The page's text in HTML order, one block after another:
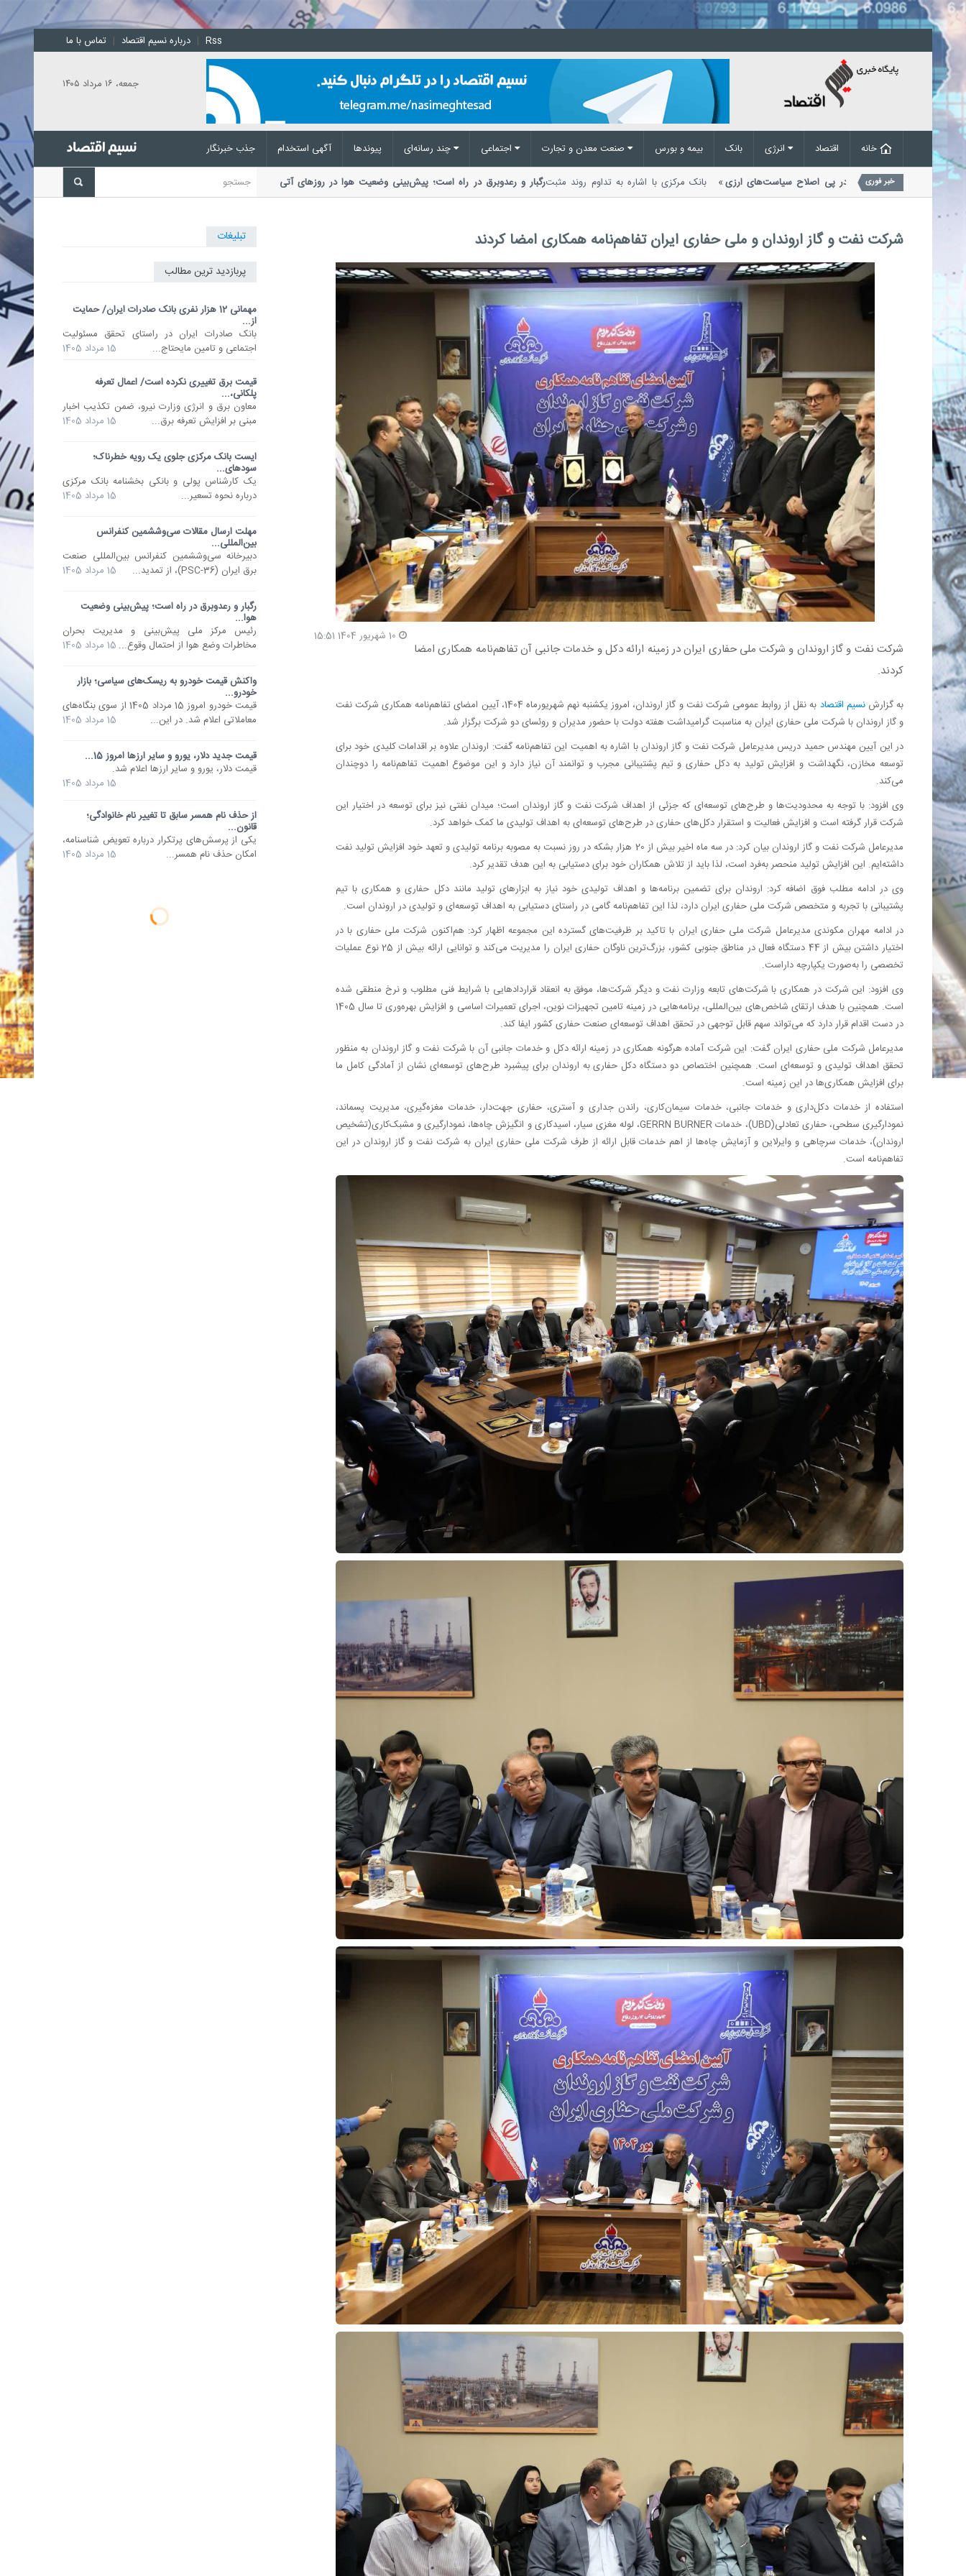
تماس با ما | درباره نسیم اقتصاد | Rss
جمعه، ۱۶ مرداد ۱۴۰۵
جذب خبرنگار آگهی استخدام پیوند‌ها بیمه و بورس بانک اقتصاد
خبر فوری رگبار و رعدوبرق در راه است؛ پیش‌بینی وضعیت هوا در روزهای آتی
رئیس مرکز ملی پیش‌بینی و
مدیریت بحران مخاطرات وضع هوا از احتمال...
حذف تقاضای غیرواقعی در پی اصلاح سیاست‌های ارزی
بانک مرکزی با اشاره به تداوم روند مثبت
معاملات ارزی اعلام کرد که...
های حمل
تبلیغات
پربازدید ترین مطالب
مهمانی 12 هزار نفری بانک صادرات ایران/ حمایت
از...
​بانک صادرات ایران در راستای تحقق مسئولیت
اجتماعی و تامین مایحتاج...
15 مرداد 1405
قیمت برق تغییری نکرده است/ اعمال تعرفه
پلکانی،...
معاون برق و انرژی وزارت نیرو، ضمن تکذیب اخبار
مبنی بر افزایش تعرفه برق...
15 مرداد 1405
ایست بانک مرکزی جلوی یک رویه خطرناک؛
سودهای...
یک کارشناس پولی و بانکی بخشنامه بانک مرکزی
درباره نحوه تسعیر...
15 مرداد 1405
مهلت ارسال مقالات سی‌وششمین کنفرانس
بین‌المللی...
دبیرخانه سی‌وششمین کنفرانس بین‌المللی صنعت
برق ایران (PSC-36)، از تمدید...
15 مرداد 1405
رگبار و رعدوبرق در راه است؛ پیش‌بینی وضعیت
هوا...
رئیس مرکز ملی پیش‌بینی و مدیریت بحران
مخاطرات وضع هوا از احتمال وقوع... 15 مرداد 1405
واکنش قیمت خودرو به ریسک‌های سیاسی؛ بازار
خودرو...
قیمت خودرو امروز 15 مرداد 1405 از سوی بنگاه‌های
معاملاتی اعلام شد. در این...
15 مرداد 1405
قیمت جدید دلار، یورو و سایر ارزها امروز 15...
قیمت دلار، یورو و سایر ارزها اعلام شد.
15 مرداد 1405
از حذف نام همسر سابق تا تغییر نام خانوادگی؛
قانون...
یکی از پرسش‌های پرتکرار درباره تعویض شناسنامه،
امکان حذف نام همسر...
15 مرداد 1405
شرکت نفت و گاز اروندان و ملی حفاری ایران تفاهم‌نامه همکاری امضا کردند
شرکت نفت و گاز اروندان و شرکت ملی حفاری ایران در زمینه ارائه دکل و خدمات جانبی آن تفاهم‌نامه همکاری امضا
کردند.
به گزارشنسیم اقتصاد
به نقل از روابط عمومی شرکت نفت و گاز اروندان، امروز یکشنبه نهم شهریورماه 1404، آیین امضای تفاهم‌نامه همکاری شرکت نفت
و گاز اروندان با شرکت ملی حفاری ایران به مناسبت گرامیداشت هفته دولت با حضور مدیران و روئسای دو شرکت برگزار شد.
در این آیین مهندس حمید دریس مدیرعامل شرکت نفت و گاز اروندان با اشاره به اهمیت این تفاهم‌نامه گفت: اروندان علاوه بر اقدامات کلیدی خود برای
توسعه مخازن، نگهداشت و افزایش تولید به دکل حفاری و تیم پشتیبانی مجرب و توانمند آن نیاز دارد و این موضوع اهمیت تفاهم‌نامه را دوچندان
می‌کند.
وی افزود: با توجه به محدودیت‌ها و طرح‌های توسعه‌ای که جزئی از اهداف شرکت نفت و گاز اروندان است؛ میدان نفتی نیز برای توسعه در اختیار این
شرکت قرار گرفته است و افزایش فعالیت و استقرار دکل‌های حفاری در طرح‌های توسعه‌ای به اهداف تولیدی ما کمک خواهد کرد.
مدیرعامل شرکت نفت و گاز اروندان بیان کرد: در سه ماه اخیر بیش از 20 هزار بشکه در روز نسبت به مصوبه برنامه تولیدی و تعهد خود افزایش تولید نفت
داشته‌ایم. این افزایش تولید منحصر به‌فرد است، لذا باید از تلاش همکاران خود برای دستیابی به این هدف تقدیر کرد.
وی در ادامه مطلب فوق اضافه کرد: اروندان برای تضمین برنامه‌ها و اهداف تولیدی خود نیاز به ابزارهای تولید مانند دکل حفاری و همکاری با تیم
پشتیبانی با تجربه و متخصص شرکت ملی حفاری ایران دارد، لذا این تفاهم‌نامه گامی در راستای دستیابی به اهداف توسعه‌ای و تولیدی در اروندان است.
در ادامه مهران مکوندی مدیرعامل شرکت ملی حفاری ایران با تاکید بر ظرفیت‌های گسترده این مجموعه اظهار کرد: هم‌اکنون شرکت ملی حفاری با در
اختیار داشتن بیش از 44 دستگاه فعال در مناطق جنوبی کشور، بزرگ‌ترین ناوگان حفاری ایران را مدیریت می‌کند و توانایی ارائه بیش از 25 نوع عملیات
تخصصی را به‌صورت یکپارچه داراست.
وی افزود: این شرکت در همکاری با شرکت‌های تابعه وزارت نفت و دیگر شرکت‌ها، موفق به انعقاد قراردادهایی با شرایط فنی مطلوب و نرخ منطقی شده
است. همچنین با هدف ارتقای شاخص‌های بین‌المللی، برنامه‌هایی در زمینه تامین تجهیزات نوین، اجرای تعمیرات اساسی و افزایش بهره‌وری تا سال 1405
در دست اقدام قرار دارد که می‌تواند سهم قابل توجهی در تحقق اهداف توسعه‌ای صنعت حفاری کشور ایفا کند.
مدیرعامل شرکت ملی حفاری ایران گفت: این شرکت آماده هرگونه همکاری در زمینه ارائه دکل و خدمات جانبی آن با شرکت نفت و گاز اروندان به منظور
تحقق اهداف تولیدی و توسعه‌ای است. همچنین اختصاص دو دستگاه دکل حفاری به اروندان برای پیشبرد طرح‌های توسعه‌ای نشان از آمادگی کامل ما
برای افزایش همکاری‌ها در این زمینه است.
استفاده از خدمات دکل‌داری و خدمات جانبی، خدمات سیمان‌کاری، راندن جداری و آستری، حفاری جهت‌دار، خدمات مغزه‌گیری، مدیریت پسماند،
نمودارگیری سطحی، حفاری تعادلی(UBD)، خدمات GERRN BURNER، لوله مغزی سیار، اسیدکاری و انگیزش چاه‌ها، نمودارگیری و مشبک‌کاری(تشخیص
اروندان)، خدمات سرچاهی و وایرلاین و آزمایش چاه‌ها از اهم خدمات قابل ارائه از طرف شرکت ملی حفاری ایران به شرکت نفت و گاز اروندان در این
تفاهم‌نامه است.